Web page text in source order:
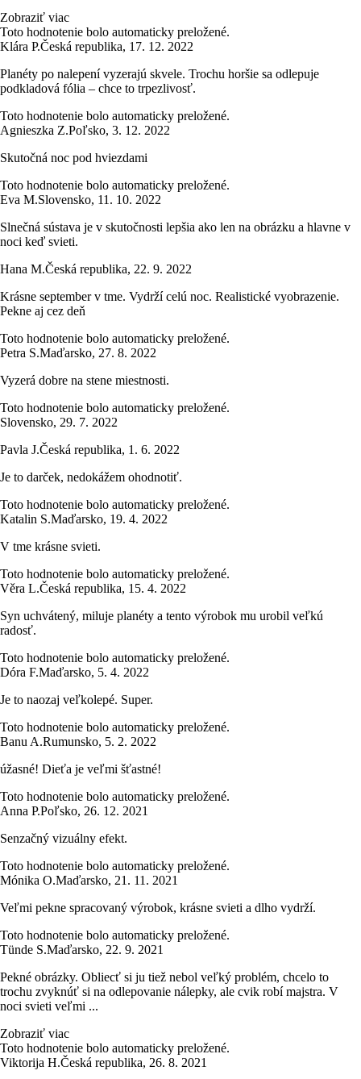
Zobraziť viac
Toto hodnotenie bolo automaticky preložené.
Klára P.Česká republika, 17. 12. 2022
Planéty po nalepení vyzerajú skvele. Trochu horšie sa odlepuje
podkladová fólia – chce to trpezlivosť.
Toto hodnotenie bolo automaticky preložené.
Agnieszka Z.Poľsko, 3. 12. 2022
Skutočná noc pod hviezdami
Toto hodnotenie bolo automaticky preložené.
Eva M.Slovensko, 11. 10. 2022
Slnečná sústava je v skutočnosti lepšia ako len na obrázku a hlavne v
noci keď svieti.
Hana M.Česká republika, 22. 9. 2022
Krásne september v tme. Vydrží celú noc. Realistické vyobrazenie.
Pekne aj cez deň
Toto hodnotenie bolo automaticky preložené.
Petra S.Maďarsko, 27. 8. 2022
Vyzerá dobre na stene miestnosti.
Toto hodnotenie bolo automaticky preložené.
Slovensko, 29. 7. 2022
Pavla J.Česká republika, 1. 6. 2022
Je to darček, nedokážem ohodnotiť.
Toto hodnotenie bolo automaticky preložené.
Katalin S.Maďarsko, 19. 4. 2022
V tme krásne svieti.
Toto hodnotenie bolo automaticky preložené.
Věra L.Česká republika, 15. 4. 2022
Syn uchvátený, miluje planéty a tento výrobok mu urobil veľkú
radosť.
Toto hodnotenie bolo automaticky preložené.
Dóra F.Maďarsko, 5. 4. 2022
Je to naozaj veľkolepé. Super.
Toto hodnotenie bolo automaticky preložené.
Banu A.Rumunsko, 5. 2. 2022
úžasné! Dieťa je veľmi šťastné!
Toto hodnotenie bolo automaticky preložené.
Anna P.Poľsko, 26. 12. 2021
Senzačný vizuálny efekt.
Toto hodnotenie bolo automaticky preložené.
Mónika O.Maďarsko, 21. 11. 2021
Veľmi pekne spracovaný výrobok, krásne svieti a dlho vydrží.
Toto hodnotenie bolo automaticky preložené.
Tünde S.Maďarsko, 22. 9. 2021
Pekné obrázky. Obliecť si ju tiež nebol veľký problém, chcelo to
trochu zvyknúť si na odlepovanie nálepky, ale cvik robí majstra. V
noci svieti veľmi ...
Zobraziť viac
Toto hodnotenie bolo automaticky preložené.
Viktorija H.Česká republika, 26. 8. 2021